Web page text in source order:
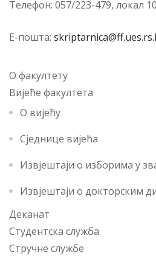
Те­ле­фон: 057/223-479, ло­кал
Е-по­шта:
О факултету
Вијеће факултета
О вијећу
Сједнице вијећа
Извјештаји о изборима у
Извјештаји о докторским
Деканат
Студентска служба
Стручне службе